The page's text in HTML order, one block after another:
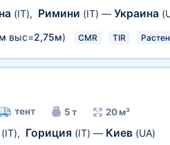
(IT), Римини (IT) — Украина
выс=2,75м) CMR TIR
тент 5 т 20 м³
(IT), Гориция (IT) — Киев (UA)